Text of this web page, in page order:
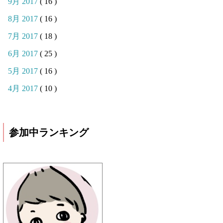
8月 2017 ( 16 )
7月 2017 ( 18 )
6月 2017 ( 25 )
5月 2017 ( 16 )
4月 2017 ( 10 )
参加中ランキング